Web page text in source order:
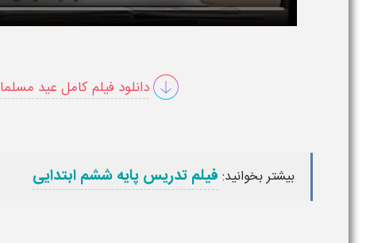
دانلود فیلم کامل عید
بیشتر بخوانید: فیلم تدریس پایه ششم ابتدایی